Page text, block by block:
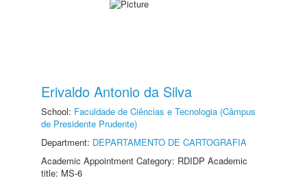
Erivaldo Antonio da Silva
School: Faculdade de Ciências e Tecnologia (Câmpus
de Presidente Prudente)
Department: DEPARTAMENTO DE CARTOGRAFIA
Academic Appointment Category: RDIDP Academic
title: MS-6